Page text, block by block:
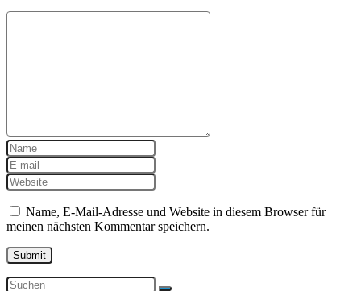
Name, E-Mail-Adresse und Website in diesem Browser für
meinen nächsten Kommentar speichern.